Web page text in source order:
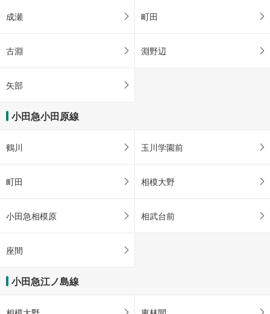
成瀬 町田
古淵 淵野辺
矢部
小田急小田原線
鶴川 玉川学園前
町田 相模大野
小田急相模原 相武台前
座間
小田急江ノ島線